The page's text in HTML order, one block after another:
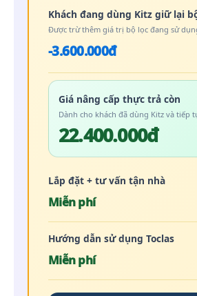
Khách đang dùng Kitz giữ lại
Được trừ thêm giá trị bộ lọc đang sử
-3.600.000đ
Giá nâng cấp thực trả còn
Dành cho khách đã dùng Kitz và tiếp
22.400.000đ
Lắp đặt + tư vấn tận nhà
Miễn phí
Hướng dẫn sử dụng Toclas
Miễn phí